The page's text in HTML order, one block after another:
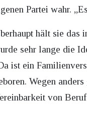
Partei wahr.
hält sie das
sehr lange die
ist ein
Wegen
von